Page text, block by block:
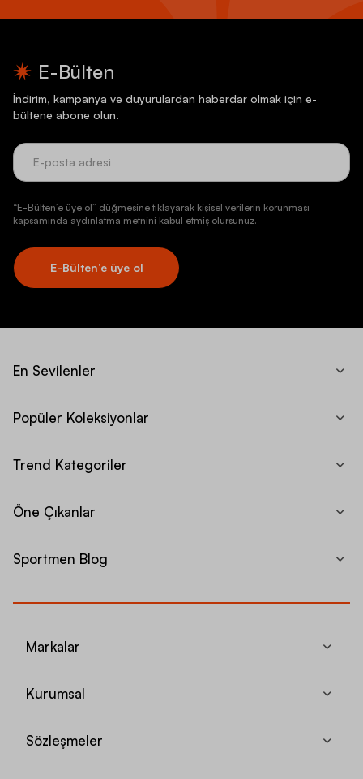
E-Bülten
İndirim, kampanya ve duyurulardan haberdar olmak için e-
bültene abone olun.
“E-Bülten’e üye ol” düğmesine tıklayarak kişisel verilerin korunması
kapsamında aydınlatma metnini kabul etmiş olursunuz.
E-Bülten’e üye ol
En Sevilenler
Popüler Koleksiyonlar
Trend Kategoriler
Öne Çıkanlar
Sportmen Blog
Markalar
Kurumsal
Sözleşmeler